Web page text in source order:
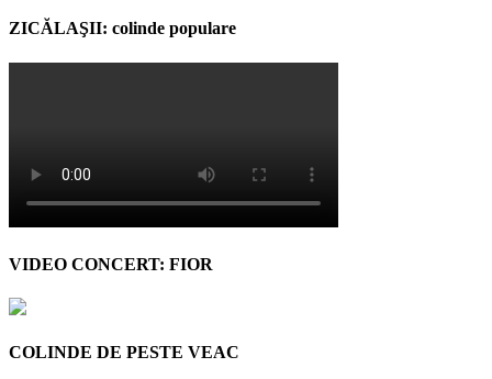
ZICĂLAŞII: colinde populare
VIDEO CONCERT: FIOR
COLINDE DE PESTE VEAC